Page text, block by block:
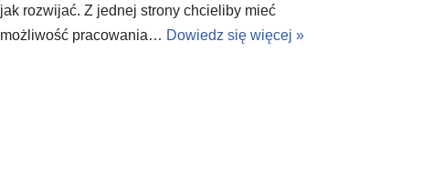
jak rozwijać. Z jednej strony chcieliby mieć
możliwość pracowania… Dowiedz się więcej »